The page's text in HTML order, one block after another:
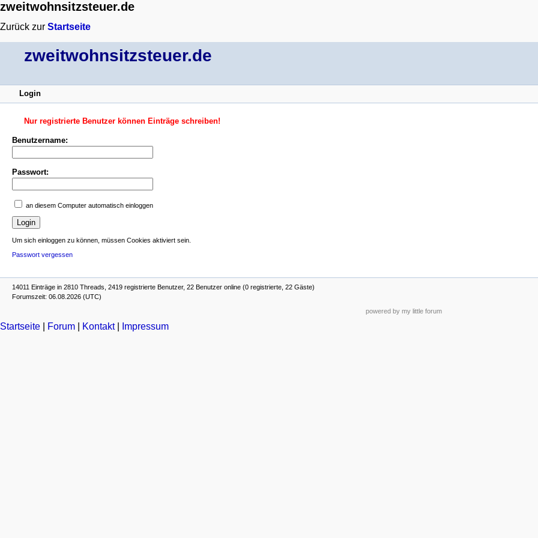
zweitwohnsitzsteuer.de
Zurück zur Startseite
zweitwohnsitzsteuer.de
Login
Nur registrierte Benutzer können Einträge schreiben!
Benutzername:
Passwort:
an diesem Computer automatisch einloggen
Um sich einloggen zu können, müssen Cookies aktiviert sein.
Passwort vergessen
14011 Einträge in 2810 Threads, 2419 registrierte Benutzer, 22 Benutzer online (0 registrierte, 22 Gäste)
Forumszeit: 06.08.2026 (UTC)
powered by my little forum
Startseite Forum Kontakt| Impressum